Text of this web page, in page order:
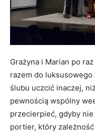
Grażyna i Marian po
razem do
ślubu uczcić inaczej,
pewnością wspólny
przecierpieć, gdyby nie
portier, który